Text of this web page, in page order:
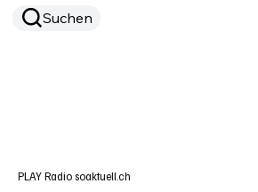
Suchen
PLAY Radio soaktuell.ch